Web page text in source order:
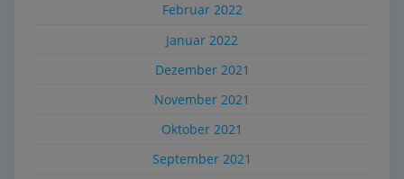
Februar 2022
Januar 2022
Dezember 2021
November 2021
Oktober 2021
September 2021